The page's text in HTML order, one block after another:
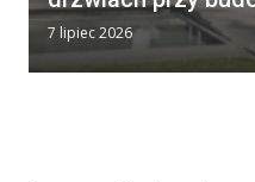
7 lipiec 2026